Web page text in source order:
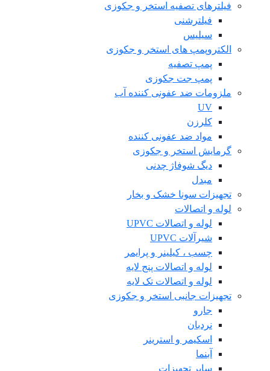
فیلترهای تصفیه استخر و جکوزی
فیلترشنی
سیلیس
الکتروپمپ های استخر و جکوزی
پمپ تصفیه
پمپ جت جکوزی
ملزومات ضد عفونی کننده آب
UV
کلرزن
مواد ضد عفونی کننده
گرمایش استخر و جکوزی
دیگ شوفاژ چدنی
مبدل
تجهیزات سونا خشک و بخار
لوله و اتصالات
لوله و اتصالات UPVC
شیرآلات UPVC
چسب ، کیلینر و پرایمر
لوله و اتصالات پنج لایه
لوله و اتصالات تک لایه
تجهیزات جانبی استخر و جکوزی
جارو
نردبان
اسکیمر و استرینر
آبنما
سایر تجهیزات